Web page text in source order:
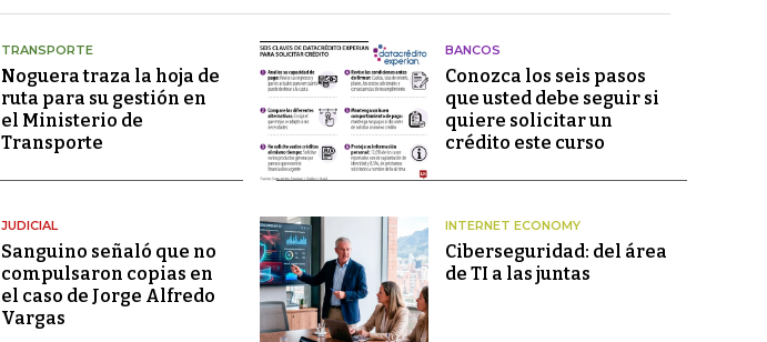
TRANSPORTE
Noguera traza la hoja de
ruta para su gestión en
el Ministerio de
Transporte
BANCOS
Conozca los seis pasos
que usted debe seguir si
quiere solicitar un
crédito este curso
JUDICIAL
Sanguino señaló que no
compulsaron copias en
el caso de Jorge Alfredo
Vargas
INTERNET ECONOMY
Ciberseguridad: del área
de TI a las juntas